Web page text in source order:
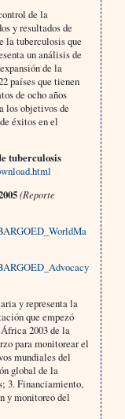
de la
y resultados de
la tuberculosis que
un análisis de
de la
países que tienen
de ocho años
los objetivos de
éxitos en el
tuberculosis
(Reporte
y representa la
que empezó
2003 de la
para monitorear el
mundiales del
global de la
3. Financiamiento,
y monitoreo del